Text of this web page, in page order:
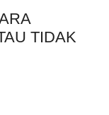
TIDAK